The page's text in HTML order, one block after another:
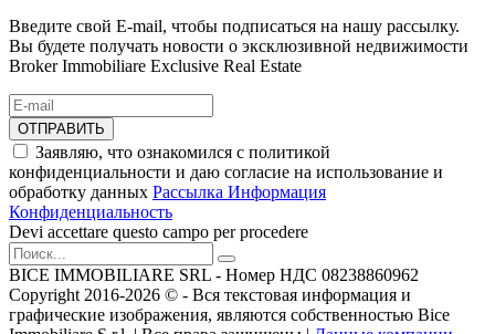
Введите свой E-mail, чтобы подписаться на нашу рассылку.
Вы будете получать новости о эксклюзивной недвижимости
Broker Immobiliare Exclusive Real Estate
ОТПРАВИТЬ
Заявляю, что ознакомился с политикой
конфиденциальности и даю согласие на использование и
обработку данных Рассылка Информация
Конфиденциальность
Devi accettare questo campo per procedere
BICE IMMOBILIARE SRL - Номер НДС 08238860962
Copyright 2016-2026 ©️ - Вся текстовая информация и
графические изображения, являются собственностью Bice